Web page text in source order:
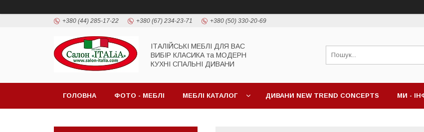
+380 (44) 285-17-22 +380 (67) 234-23-71 +380 (50) 330-20-69
ІТАЛІЙСЬКІ МЕБЛІ ДЛЯ ВАС
ВИБІР КЛАСИКА та МОДЕРН
КУХНІ СПАЛЬНІ ДИВАНИ
ГОЛОВНА ФОТО - МЕБЛІ МЕБЛІ КАТАЛОГ ДИВАНИ NEW TREND CONCEPTS МИ -